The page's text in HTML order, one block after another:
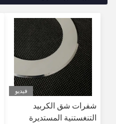
فيديو
شفرات شق الكربيد
التنغستنية المستديرة